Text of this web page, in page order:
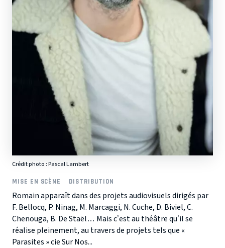
Crédit photo : Pascal Lambert
MISE EN SCÈNE DISTRIBUTION
Romain apparaît dans des projets audiovisuels dirigés par
F. Bellocq, P. Ninag, M. Marcaggi, N. Cuche, D. Biviel, C.
Chenouga, B. De Staël… Mais c’est au théâtre qu’il se
réalise pleinement, au travers de projets tels que «
Parasites » cie Sur Nos...